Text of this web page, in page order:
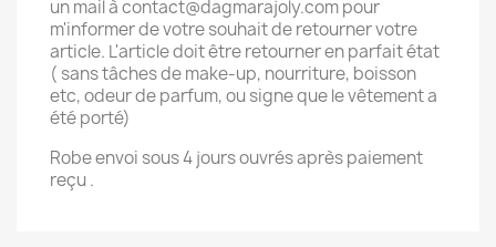
un mail à contact@dagmarajoly.com pour
m'informer de votre souhait de retourner votre
article. L'article doit être retourner en parfait état
( sans tâches de make-up, nourriture, boisson
etc, odeur de parfum, ou signe que le vêtement a
été porté)
Robe envoi sous 4 jours ouvrés après paiement
reçu .